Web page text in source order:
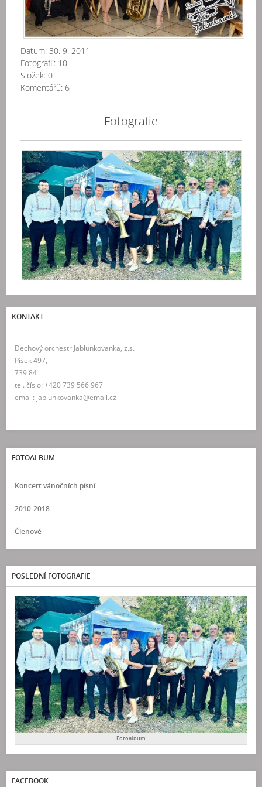
Datum: 30. 9. 2011
Fotografií: 10
Složek: 0
Komentářů: 6
Fotografie
KONTAKT
Dechový orchestr Jablunkovanka, z.s.
Písek 497,
739 84
tel. číslo: +420 739 566 967
email: jablunkovanka@email.cz
FOTOALBUM
Koncert vánočních písní
2010-2018
Členové
POSLEDNÍ FOTOGRAFIE
Fotoalbum
FACEBOOK